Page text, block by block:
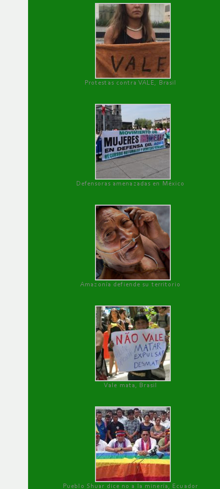
Protestas contra VALE, Brasil
Defensoras amenazadas en México
Amazonía defiende su territorio
Vale mata, Brasil
Pueblo Shuar dice no a la minería, Ecuador